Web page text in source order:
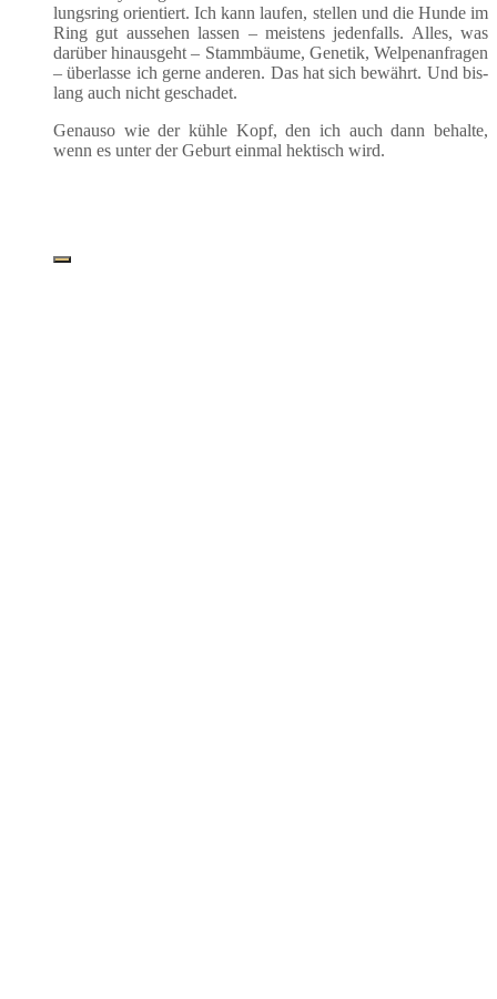
lungs­ring ori­en­tiert. Ich kann lau­fen, stel­len und die Hun­de im
Ring gut aus­se­hen las­sen – meis­tens jeden­falls. Alles, was
dar­über hin­aus­geht – Stamm­bäu­me, Gene­tik, Wel­pen­an­fra­gen
– über­las­se ich ger­ne ande­ren. Das hat sich bewährt. Und bis­
lang auch nicht geschadet.
Genau­so wie der küh­le Kopf, den ich auch dann behal­te,
wenn es unter der Geburt ein­mal hek­tisch wird.